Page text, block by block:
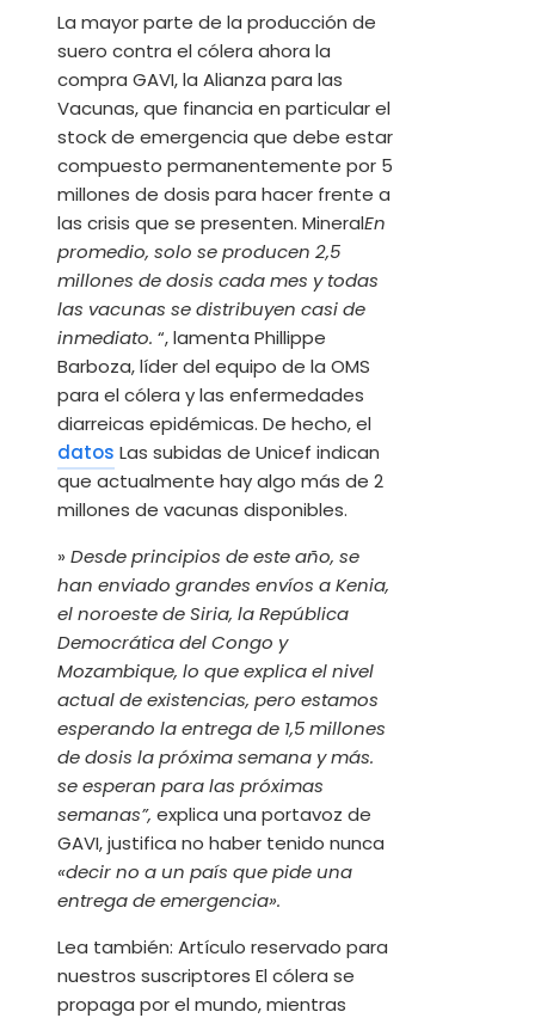
La mayor parte de la producción de
suero contra el cólera ahora la
compra GAVI, la Alianza para las
Vacunas, que financia en particular el
stock de emergencia que debe estar
compuesto permanentemente por 5
millones de dosis para hacer frente a
las crisis que se presenten. MineralEn
promedio, solo se producen 2,5
millones de dosis cada mes y todas
las vacunas se distribuyen casi de
inmediato. “, lamenta Phillippe
Barboza, líder del equipo de la OMS
para el cólera y las enfermedades
diarreicas epidémicas. De hecho, el
datos Las subidas de Unicef ​​indican
que actualmente hay algo más de 2
millones de vacunas disponibles.
» Desde principios de este año, se
han enviado grandes envíos a Kenia,
el noroeste de Siria, la República
Democrática del Congo y
Mozambique, lo que explica el nivel
actual de existencias, pero estamos
esperando la entrega de 1,5 millones
de dosis la próxima semana y más.
se esperan para las próximas
semanas”, explica una portavoz de
GAVI, justifica no haber tenido nunca
«decir no a un país que pide una
entrega de emergencia».
Lea también: Artículo reservado para
nuestros suscriptores El cólera se
propaga por el mundo, mientras